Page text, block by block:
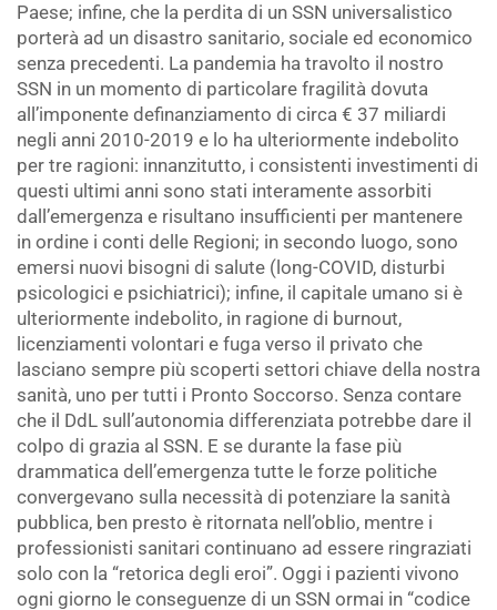
Paese; infine, che la perdita di un SSN universalistico
porterà ad un disastro sanitario, sociale ed economico
senza precedenti. La pandemia ha travolto il nostro
SSN in un momento di particolare fragilità dovuta
all’imponente definanziamento di circa € 37 miliardi
negli anni 2010-2019 e lo ha ulteriormente indebolito
per tre ragioni: innanzitutto, i consistenti investimenti di
questi ultimi anni sono stati interamente assorbiti
dall’emergenza e risultano insufficienti per mantenere
in ordine i conti delle Regioni; in secondo luogo, sono
emersi nuovi bisogni di salute (long-COVID, disturbi
psicologici e psichiatrici); infine, il capitale umano si è
ulteriormente indebolito, in ragione di burnout,
licenziamenti volontari e fuga verso il privato che
lasciano sempre più scoperti settori chiave della nostra
sanità, uno per tutti i Pronto Soccorso. Senza contare
che il DdL sull’autonomia differenziata potrebbe dare il
colpo di grazia al SSN. E se durante la fase più
drammatica dell’emergenza tutte le forze politiche
convergevano sulla necessità di potenziare la sanità
pubblica, ben presto è ritornata nell’oblio, mentre i
professionisti sanitari continuano ad essere ringraziati
solo con la “retorica degli eroi”. Oggi i pazienti vivono
ogni giorno le conseguenze di un SSN ormai in “codice